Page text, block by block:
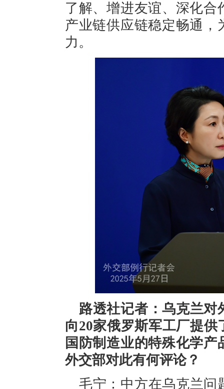
了解、增进友谊、深化
产业链供应链稳定畅通
力。
路透社记者：乌克兰对
向20家俄罗斯军工厂提
国防制造业的特殊化学
外交部对此有何评论？
毛宁：中方在乌克兰问